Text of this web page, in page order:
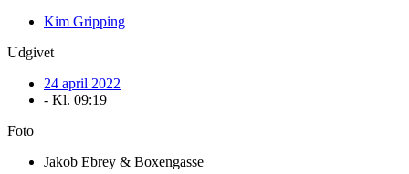
Kim Gripping
Udgivet
24 april 2022
- Kl. 09:19
Foto
Jakob Ebrey & Boxengasse